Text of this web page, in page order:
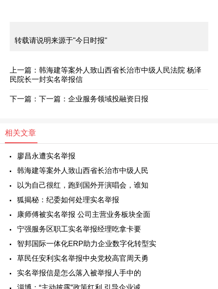
转载请说明来源于"今日时报"
上一篇： 韩海建等案外人致山西省长治市中级人民法院 杨泽
民院长一封实名举报信
下一篇： 下一篇： 企业服务领域投融资日报
相关文章
廖昌永遭实名举报
韩海建等案外人致山西省长治市中级人民
以为自己很红，跑到国外开演唱会，谁知
狐揭秘：纪委如何处理实名举报
康师傅被实名举报 公司主营业务板块全面
宁强服务区职工实名举报经理吃拿卡要
智邦国际一体化ERP助力企业数字化转型实
草民任安利实名举报中央党校高官周天勇
实名举报信是怎么落入被举报人手中的
淄博：“主动披露”政策红利 引导企业诚